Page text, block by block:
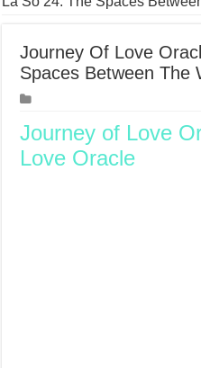
Top 5 Cuốn Sách Hướng Dẫn
Konxari Cards – Trải Nghiệm
Querent Tìm Đến Nhiều Tarot
Journey Of Love Oracle – Lá Số
Journey Of Love Oracle – Lá
Journey Of Love Oracle – Lá
Journey Of Love
Spaces Between The
Journey of Love
Love Oracle